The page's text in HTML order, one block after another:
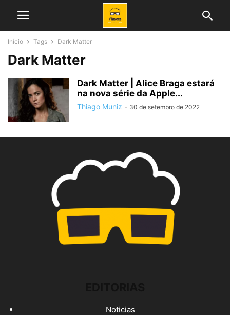
Início Tags Dark Matter
Dark Matter
Dark Matter | Alice Braga estará
na nova série da Apple...
Thiago Muniz - 30 de setembro de 2022
Noticias